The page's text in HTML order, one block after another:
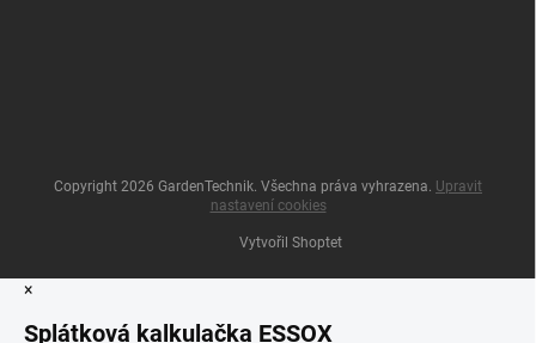
Vytvořil Shoptet
Copyright 2026 GardenTechnik. Všechna práva vyhrazena. Upravit
nastavení cookies
×
Splátková kalkulačka ESSOX